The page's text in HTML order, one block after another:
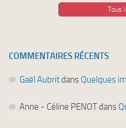
Tous
COMMENTAIRES RÉCENTS
Gaël Aubritdans Quelques
Anne - Céline PENOTdans